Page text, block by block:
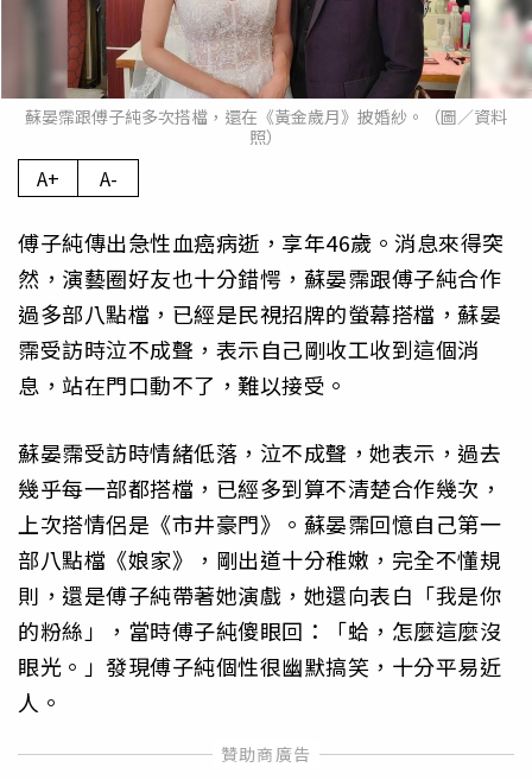
蘇晏霈跟傅子純多次搭檔，還在《黃金歲月》披婚紗。（圖／資料
照）
A+ A-
傅子純傳出急性血癌病逝，享年46歲。消息來得突
然，演藝圈好友也十分錯愕，蘇晏霈跟傅子純合作
過多部八點檔，已經是民視招牌的螢幕搭檔，蘇晏
霈受訪時泣不成聲，表示自己剛收工收到這個消
息，站在門口動不了，難以接受。
蘇晏霈受訪時情緒低落，泣不成聲，她表示，過去
幾乎每一部都搭檔，已經多到算不清楚合作幾次，
上次搭情侶是《市井豪門》。蘇晏霈回憶自己第一
部八點檔《娘家》，剛出道十分稚嫩，完全不懂規
則，還是傅子純帶著她演戲，她還向表白「我是你
的粉絲」，當時傅子純傻眼回：「蛤，怎麼這麼沒
眼光。」發現傅子純個性很幽默搞笑，十分平易近
人。